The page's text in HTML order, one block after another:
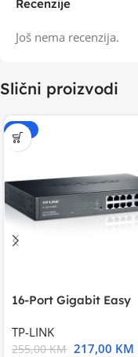
Recenzije
Još nema recenzija.
Slični proizvodi
-15%
16-Port Gigabit Easy
TP-LINK
255,00KM 217,00 KM